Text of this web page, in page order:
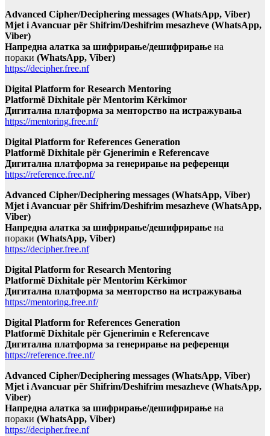
Advanced Cipher/Deciphering messages (WhatsApp, Viber)
Mjet i Avancuar për Shifrim/Deshifrim mesazheve (WhatsApp,
Viber)
Напредна алатка за шифрирање/дешифрирање на
пораки (WhatsApp, Viber)
https://decipher.free.nf
Digital Platform for Research Mentoring
Platformë Dixhitale për Mentorim Kërkimor
Дигитална платформа за менторство на истражувања
https://mentoring.free.nf/
Digital Platform for References Generation
Platformë Dixhitale për Gjenerimin e Referencave
Дигитална платформа за генерирање на референци
https://reference.free.nf/
Advanced Cipher/Deciphering messages (WhatsApp, Viber)
Mjet i Avancuar për Shifrim/Deshifrim mesazheve (WhatsApp,
Viber)
Напредна алатка за шифрирање/дешифрирање на
пораки (WhatsApp, Viber)
https://decipher.free.nf
Digital Platform for Research Mentoring
Platformë Dixhitale për Mentorim Kërkimor
Дигитална платформа за менторство на истражувања
https://mentoring.free.nf/
Digital Platform for References Generation
Platformë Dixhitale për Gjenerimin e Referencave
Дигитална платформа за генерирање на референци
https://reference.free.nf/
Advanced Cipher/Deciphering messages (WhatsApp, Viber)
Mjet i Avancuar për Shifrim/Deshifrim mesazheve (WhatsApp,
Viber)
Напредна алатка за шифрирање/дешифрирање на
пораки (WhatsApp, Viber)
https://decipher.free.nf